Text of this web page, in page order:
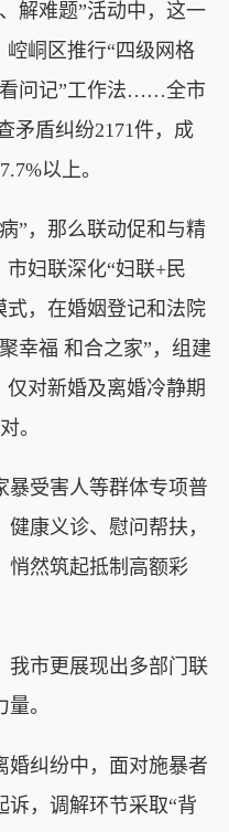
难题”活动中，这一
崆峒区推行“四级网格
看问记”工作法……全市
矛盾纠纷2171件，成
以上。
，那么联动促和与精
妇联深化“妇联+民
式，在婚姻登记和法院
幸福 和合之家”，组建
仅对新婚及离婚冷静期
。
受害人等群体专项普
康义诊、慰问帮扶，
悄然筑起抵制高额彩
市更展现出多部门联
。
纠纷中，面对施暴者
诉，调解环节采取“背